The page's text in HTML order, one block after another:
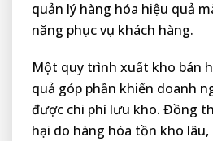
quản lý hàng hóa hiệu quả
năng phục vụ khách hàng.
Một quy trình xuất kho bán
quả góp phần khiến doanh
được chi phí lưu kho. Đồng
hại do hàng hóa tồn kho